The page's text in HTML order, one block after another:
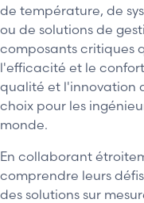
de température, de
ou de solutions de
composants critiques
l'efficacité et le
qualité et l'innovation
choix pour les
monde.
En collaborant
comprendre leurs
des solutions sur